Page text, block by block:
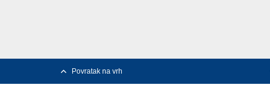
Povratak na vrh